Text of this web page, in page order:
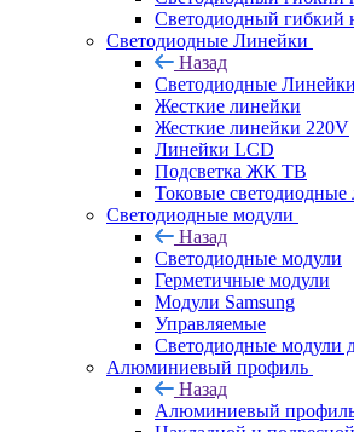
Светодиодный гибкий
Светодиодные Линейки
Назад
Светодиодные Линейки
Жесткие линейки
Жесткие линейки 220V
Линейки LCD
Подсветка ЖК ТВ
Токовые светодиодные
Светодиодные модули
Назад
Светодиодные модули
Герметичные модули
Модули Samsung
Управляемые
Светодиодные модули
Алюминиевый профиль
Назад
Алюминиевый